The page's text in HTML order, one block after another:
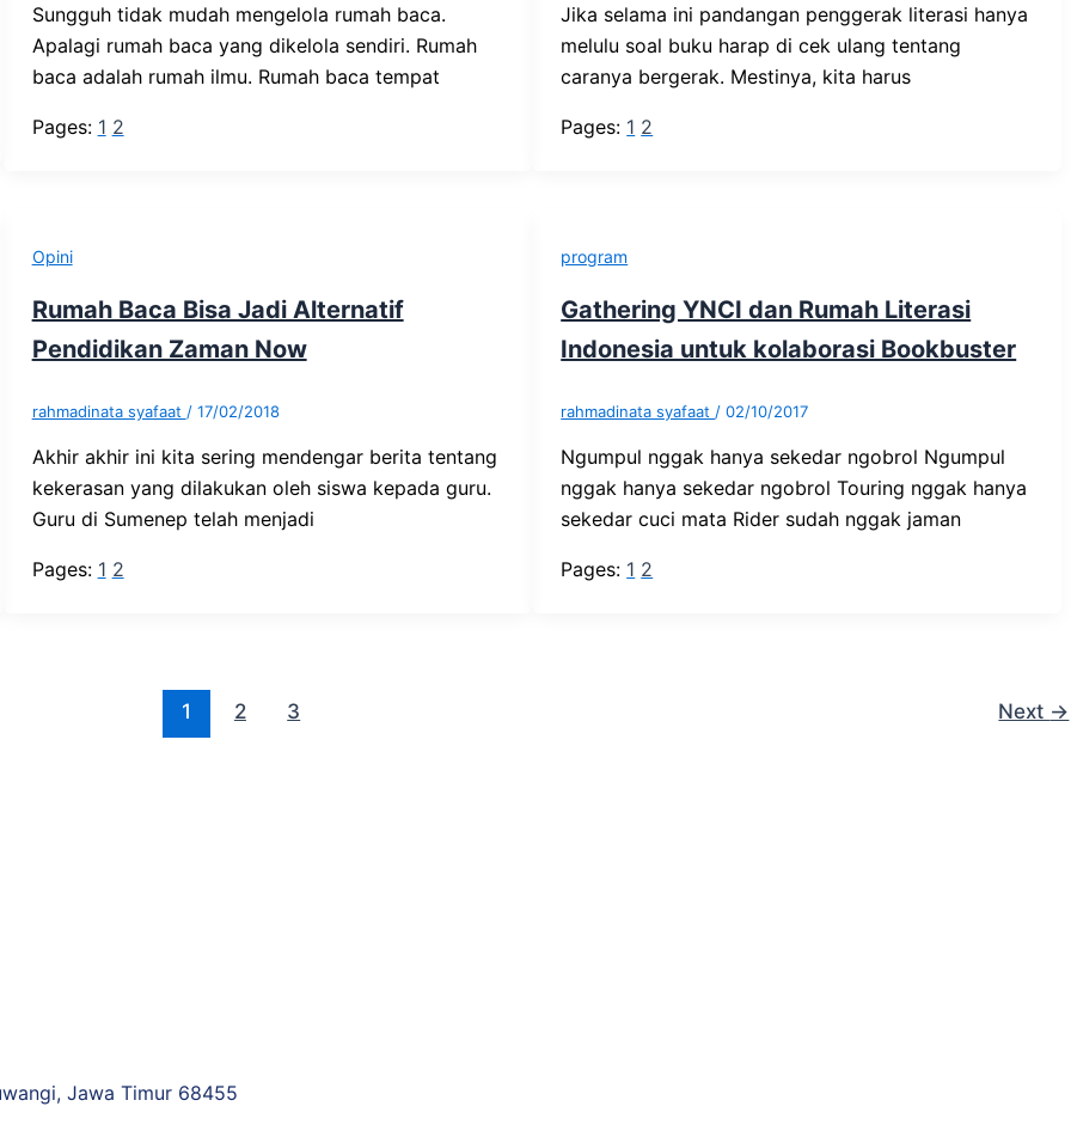
Sungguh tidak mudah mengelola rumah baca.
Apalagi rumah baca yang dikelola sendiri. Rumah
baca adalah rumah ilmu. Rumah baca tempat
Pages: 1 2
Jika selama ini pandangan penggerak literasi hanya
melulu soal buku harap di cek ulang tentang
caranya bergerak. Mestinya, kita harus
Pages: 1 2
Opini
Rumah Baca Bisa Jadi Alternatif
Pendidikan Zaman Now
rahmadinata syafaat / 17/02/2018
Akhir akhir ini kita sering mendengar berita tentang
kekerasan yang dilakukan oleh siswa kepada guru.
Guru di Sumenep telah menjadi
Pages: 1 2
program
Gathering YNCI dan Rumah Literasi
Indonesia untuk kolaborasi Bookbuster
rahmadinata syafaat /02/10/2017
Ngumpul nggak hanya sekedar ngobrol Ngumpul
nggak hanya sekedar ngobrol Touring nggak hanya
sekedar cuci mata Rider sudah nggak jaman
Pages: 1 2
1 2 3 Next →
Jawa Timur 68455